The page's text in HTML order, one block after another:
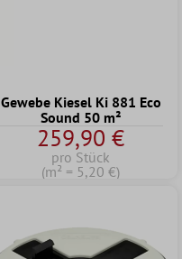
Gewebe Kiesel Ki 881 Eco
Sound 50 m²
259,90 €
pro Stück
(m² = 5,20 €)